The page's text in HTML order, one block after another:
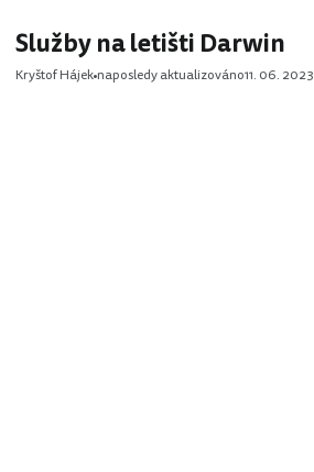
Služby na letišti Darwin
Kryštof Hájek naposledy aktualizováno11. 06. 2023